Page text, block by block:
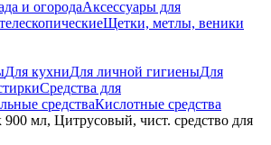
и огородаАксессуары для
Щетки, метлы, веники
Для кухниДля личной гигиеныДля
Средства для
средстваКислотные средства
мл, Цитрусовый, чист. средство для